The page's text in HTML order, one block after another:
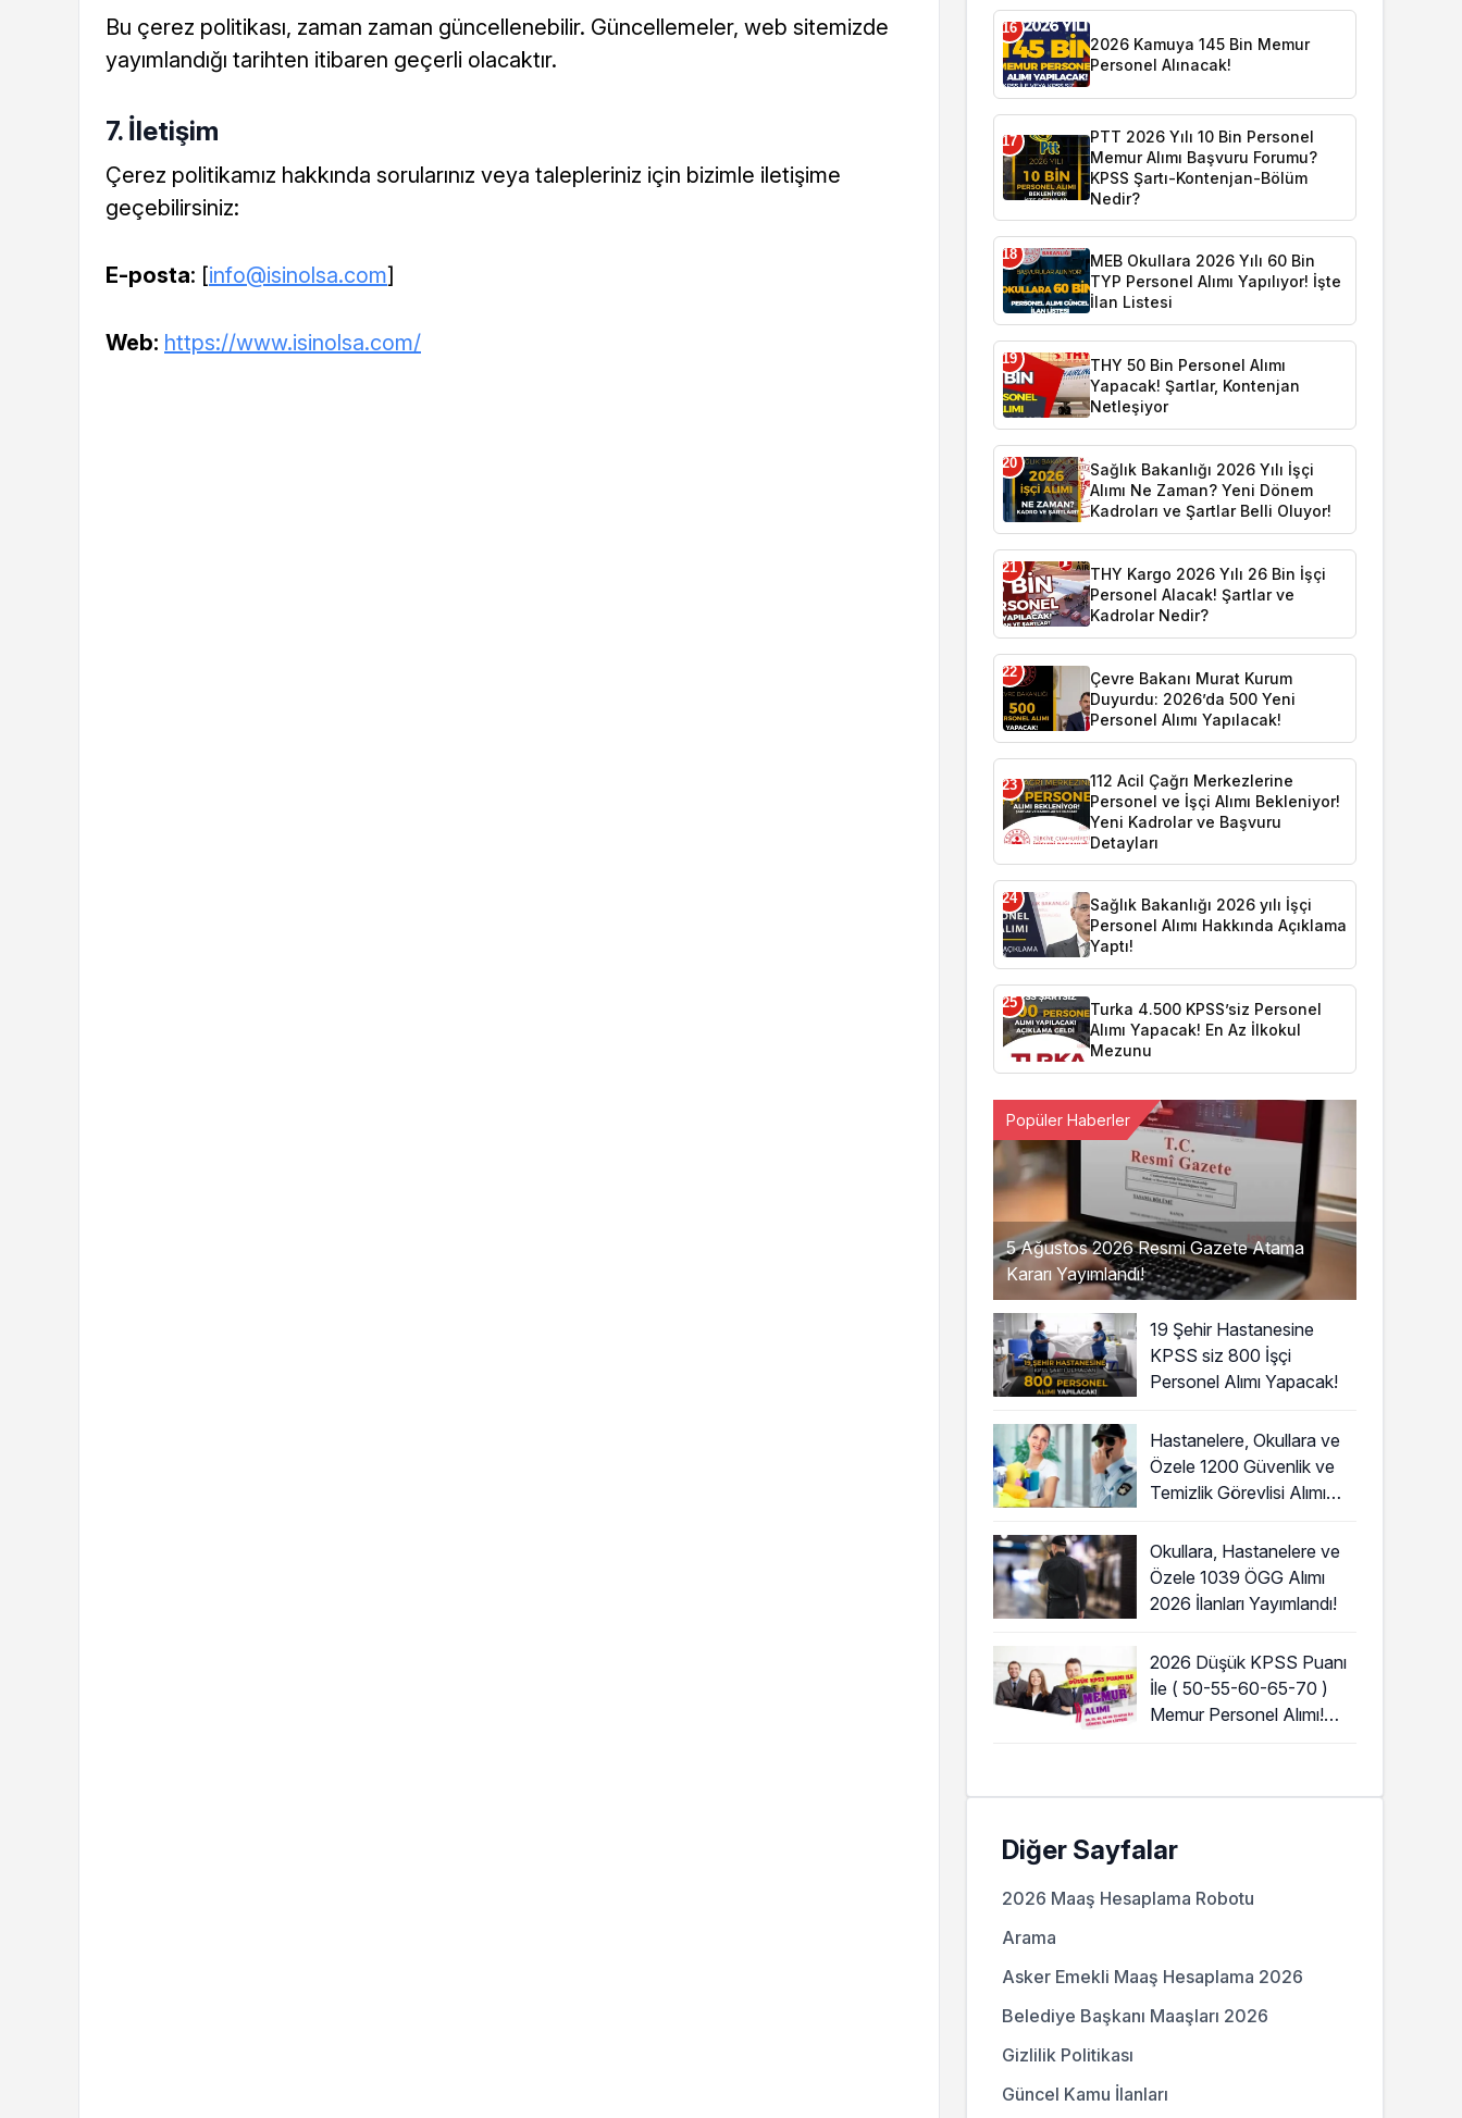
Bu çerez politikası, zaman zaman güncellenebilir. Güncellemeler, web sitemizde
yayımlandığı tarihten itibaren geçerli olacaktır.
7. İletişim
Çerez politikamız hakkında sorularınız veya talepleriniz için bizimle iletişime
geçebilirsiniz:
E-posta: [info@isinolsa.com]
Web: https://www.isinolsa.com/
16
2026 Kamuya 145 Bin Memur
Personel Alınacak!
17
PTT 2026 Yılı 10 Bin Personel
Memur Alımı Başvuru Forumu?
KPSS Şartı-Kontenjan-Bölüm
Nedir?
18
MEB Okullara 2026 Yılı 60 Bin
TYP Personel Alımı Yapılıyor! İşte
İlan Listesi
19
THY 50 Bin Personel Alımı
Yapacak! Şartlar, Kontenjan
Netleşiyor
20
Sağlık Bakanlığı 2026 Yılı İşçi
Alımı Ne Zaman? Yeni Dönem
Kadroları ve Şartlar Belli Oluyor!
21
THY Kargo 2026 Yılı 26 Bin İşçi
Personel Alacak! Şartlar ve
Kadrolar Nedir?
22
Çevre Bakanı Murat Kurum
Duyurdu: 2026’da 500 Yeni
Personel Alımı Yapılacak!
23
112 Acil Çağrı Merkezlerine
Personel ve İşçi Alımı Bekleniyor!
Yeni Kadrolar ve Başvuru
Detayları
24
Sağlık Bakanlığı 2026 yılı İşçi
Personel Alımı Hakkında Açıklama
Yaptı!
25
Turka 4.500 KPSS’siz Personel
Alımı Yapacak! En Az İlkokul
Mezunu
5 Ağustos 2026 Resmi Gazete Atama
Kararı Yayımlandı!
Popüler Haberler
19 Şehir Hastanesine
KPSS siz 800 İşçi
Personel Alımı Yapacak!
Hastanelere, Okullara ve
Özele 1200 Güvenlik ve
Temizlik Görevlisi Alımı
Okullara, Hastanelere ve
Özele 1039 ÖGG Alımı
2026 İlanları Yayımlandı!
2026 Düşük KPSS Puanı
İle ( 50-55-60-65-70 )
Memur Personel Alımı!
Diğer Sayfalar
2026 Maaş Hesaplama Robotu
Arama
Asker Emekli Maaş Hesaplama 2026
Belediye Başkanı Maaşları 2026
Gizlilik Politikası
Güncel Kamu İlanları